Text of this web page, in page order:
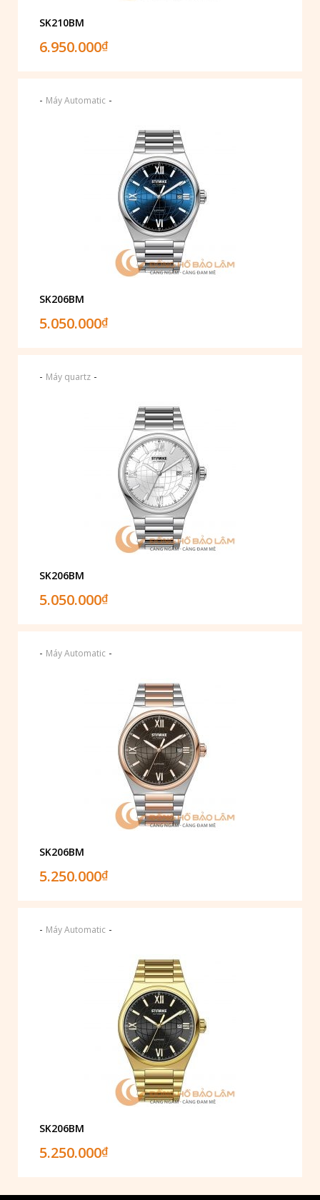
SK210BM
6.950.000₫
- Máy Automatic -
SK206BM
5.050.000₫
- Máy quartz -
SK206BM
5.050.000₫
- Máy Automatic -
SK206BM
5.250.000₫
- Máy Automatic -
SK206BM
5.250.000₫